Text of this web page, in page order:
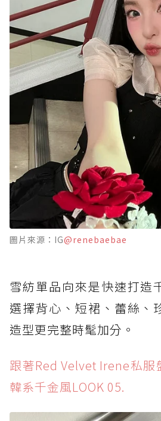
圖片來源：IG@renebaebae
雪紡單品向來是快速打造
選擇背心、短裙、蕾絲、
造型更完整時髦加分。
跟著Red Velvet Irene私服
韓系千金風LOOK 05.